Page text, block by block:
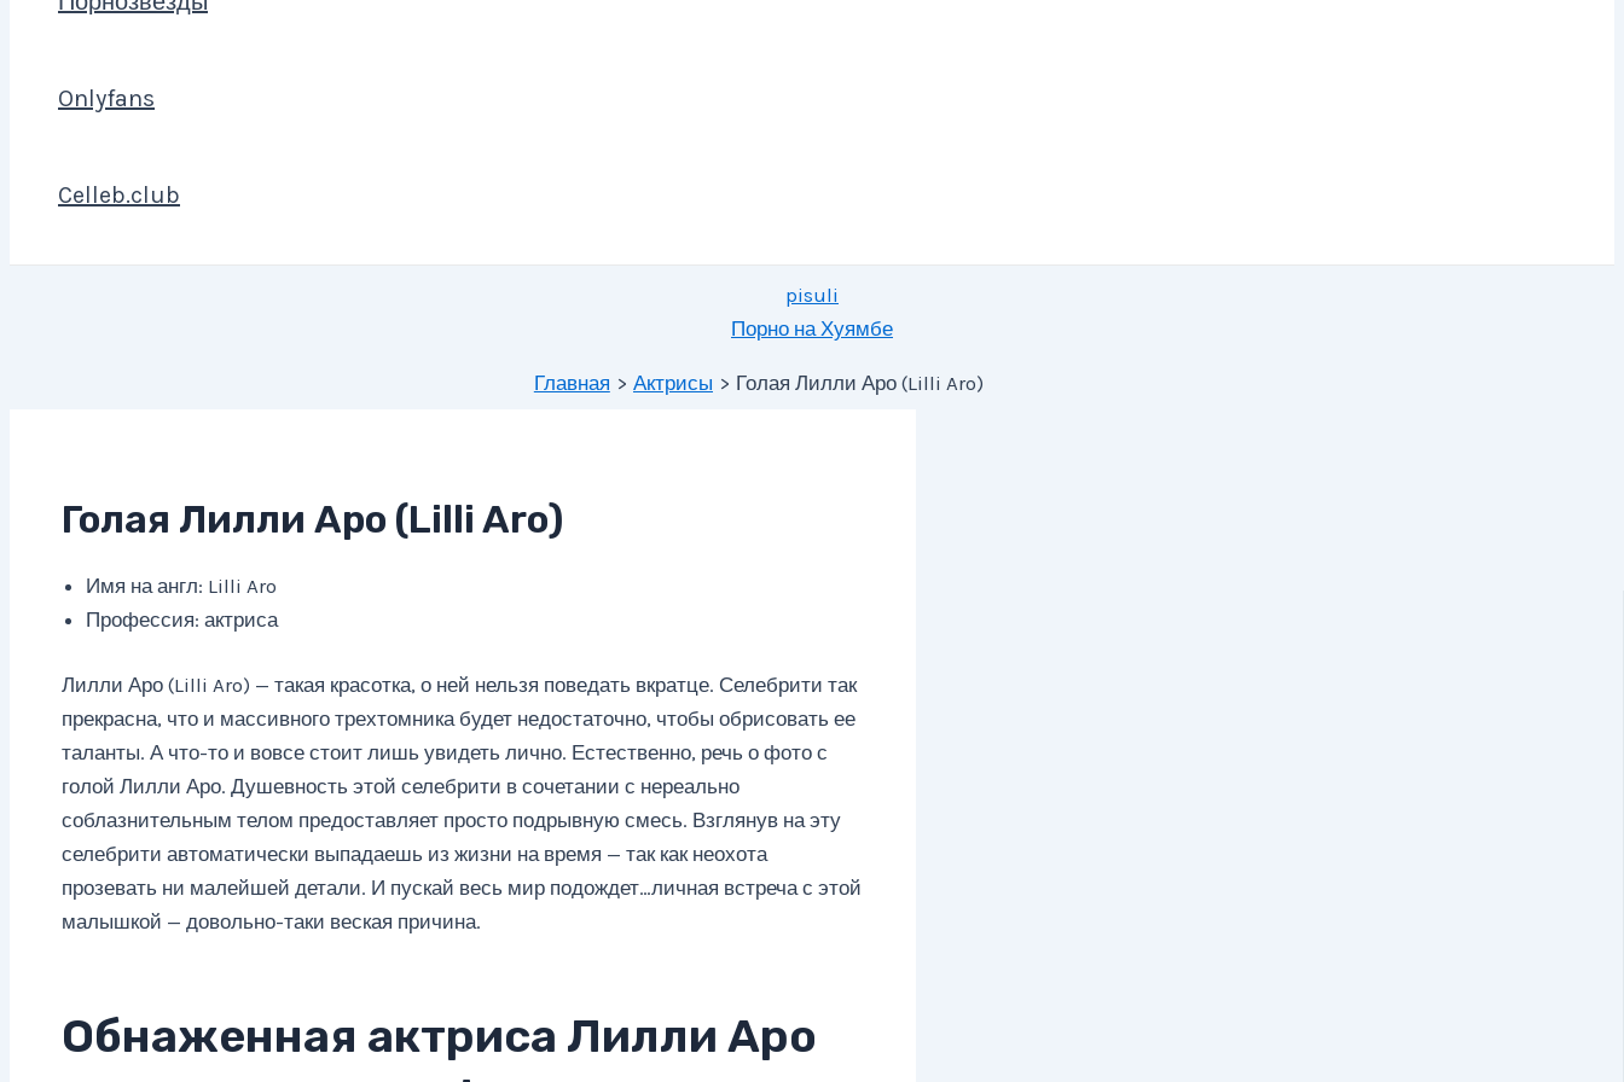
Onlyfans
Celleb.club
pisuli
Порно на Хуямбе
Главная Актрисы Голая Лилли Аро (Lilli Aro)
Голая Лилли Аро (Lilli Aro)
Имя на англ: Lilli Aro
Профессия: актриса
Лилли Аро (Lilli Aro) — такая красотка, о ней нельзя поведать вкратце. Селебрити так
прекрасна, что и массивного трехтомника будет недостаточно, чтобы обрисовать ее
таланты. А что-то и вовсе стоит лишь увидеть лично. Естественно, речь о фото с
голой Лилли Аро. Душевность этой селебрити в сочетании с нереально
соблазнительным телом предоставляет просто подрывную смесь. Взглянув на эту
селебрити автоматически выпадаешь из жизни на время — так как неохота
прозевать ни малейшей детали. И пускай весь мир подождет…личная встреча с этой
малышкой — довольно-таки веская причина.
Обнаженная актриса Лилли Аро